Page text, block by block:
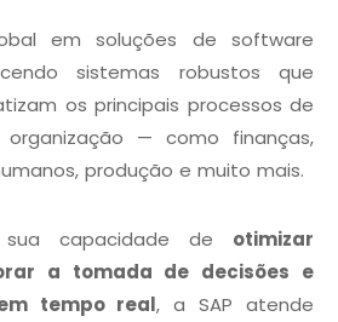
em soluções de software
sistemas robustos que
os principais processos de
— como finanças,
produção e muito mais.
sua capacidade de otimizar
a tomada de decisões e
tempo real, a SAP atende